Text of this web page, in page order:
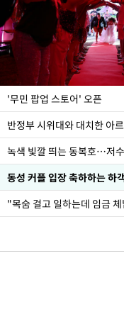
'무민 팝업 스토어' 오픈
반정부 시위대와 대치한 아
녹색 빛깔 띄는 동복호…저
동성 커플 입장 축하하는 하
"목숨 걸고 일하는데 임금